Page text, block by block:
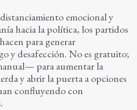
emocional y
hacia la política, los partidos
para generar
y desafección. No es gratuito;
para aumentar la
y abrir la puerta a opciones
confluyendo con